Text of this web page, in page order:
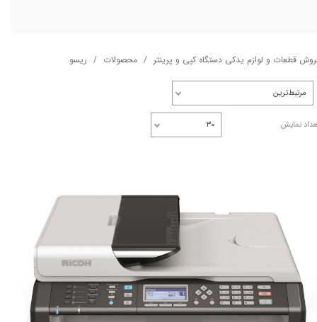
قطعات و لوازم یدکی دستگاه کپی و پرینتر محصولات ریسو
مرتبط‌ترین
نمایش ۳۰